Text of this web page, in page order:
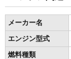
メーカー名
エンジン型式
燃料種類